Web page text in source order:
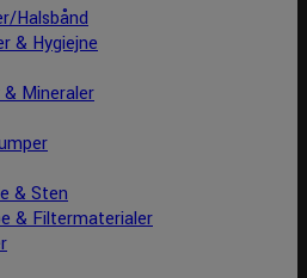
Halsbånd
& Hygiejne
Mineraler
& Sten
& Filtermaterialer